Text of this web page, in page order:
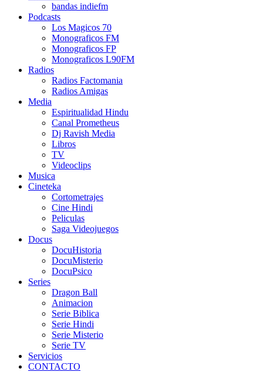
bandas indiefm
Podcasts
Los Magicos 70
Monograficos FM
Monograficos FP
Monograficos L90FM
Radios
Radios Factomania
Radios Amigas
Media
Espiritualidad Hindu
Canal Prometheus
Dj Ravish Media
Libros
TV
Videoclips
Musica
Cineteka
Cortometrajes
Cine Hindi
Peliculas
Saga Videojuegos
Docus
DocuHistoria
DocuMisterio
DocuPsico
Series
Dragon Ball
Animacion
Serie Biblica
Serie Hindi
Serie Misterio
Serie TV
Servicios
CONTACTO